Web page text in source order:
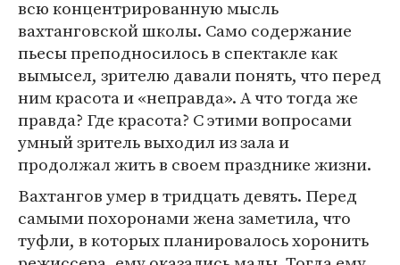
всю концентрированную мысль
вахтанговской школы. Само содержание
пьесы преподносилось в спектакле как
вымысел, зрителю давали понять, что перед
ним красота и «неправда». А что тогда же
правда? Где красота? С этими вопросами
умный зритель выходил из зала и
продолжал жить в своем празднике жизни.
Вахтангов умер в тридцать девять. Перед
самыми похоронами жена заметила, что
туфли, в которых планировалось хоронить